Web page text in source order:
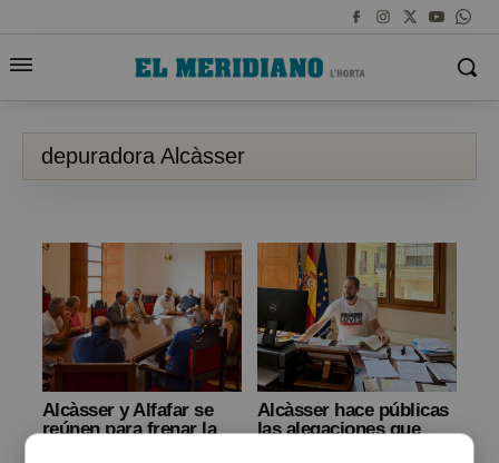
depuradora Alcàsser
Alcàsser y Alfafar se
reúnen para frenar la
Alcàsser hace públicas
las alegaciones que